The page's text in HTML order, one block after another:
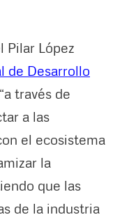
Pilar López
de Desarrollo
través de
a las
el ecosistema
la
que las
de la industria